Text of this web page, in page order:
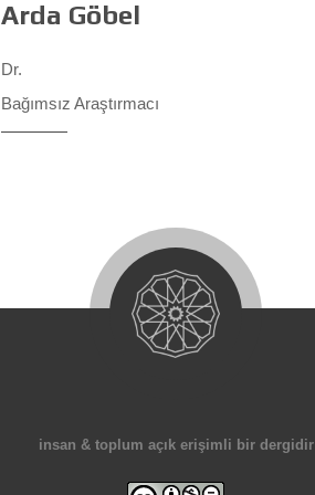
Arda Göbel
Dr.
Bağımsız Araştırmacı
insan & toplum açık erişimli bir dergidir